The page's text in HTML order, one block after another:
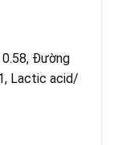
0.58, Đường
Lactic acid/